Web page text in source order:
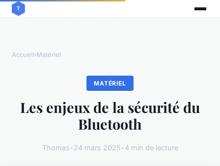
Accueil›Matériel
MATÉRIEL
Les enjeux de la sécurité du
Bluetooth
Thomas•24 mars 2025•4 min de lecture